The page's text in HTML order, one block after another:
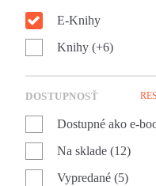
E-Knihy
Knihy (+6)
DOSTUPNOSŤ
Dostupné ako e-
Na sklade (12)
Vypredané (5)